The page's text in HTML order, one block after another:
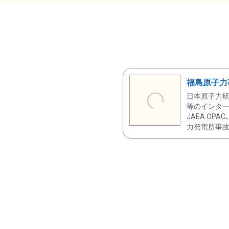
福島原子
日本原子力
等のインタ
JAEA OPAC
力発電所事